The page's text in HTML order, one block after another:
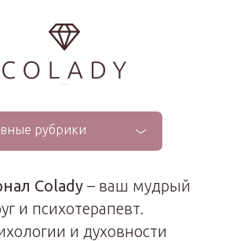
...
рубрики
Colady – ваш мудрый
и психотерапевт.
и духовности